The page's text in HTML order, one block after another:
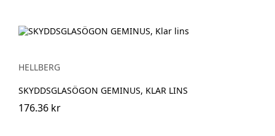
HELLBERG
SKYDDSGLASÖGON GEMINUS, KLAR LINS
176.36 kr